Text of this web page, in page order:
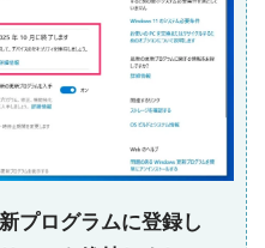
プログラムに登録し